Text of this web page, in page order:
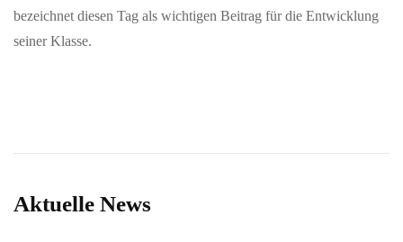
bezeichnet diesen Tag als wichtigen Beitrag für die Entwicklung
seiner Klasse.
Aktuelle News